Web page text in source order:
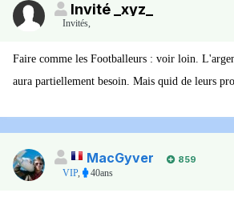
Invité _xyz_
Invités,
Faire comme les Footballeurs : voir loin.
aura partiellement besoin. Mais quid de leurs
MacGyver
859
VIP, 40ans